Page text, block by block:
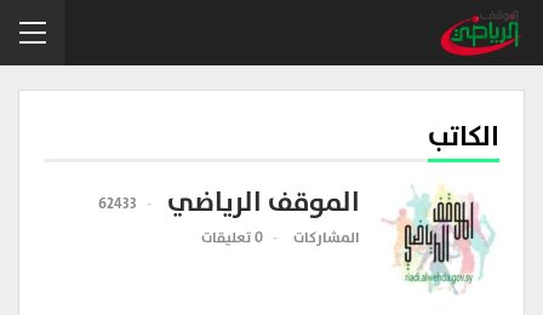
الكاتب
الموقف الرياضي
62433
المشاركات